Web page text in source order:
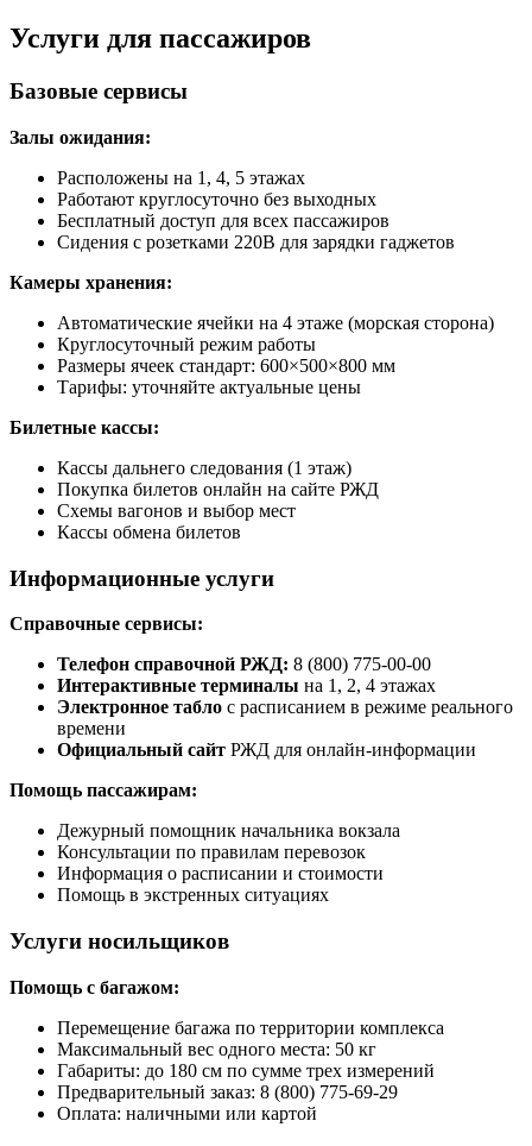
Услуги для пассажиров
Базовые сервисы
Залы ожидания:
Расположены на 1, 4, 5 этажах
Работают круглосуточно без выходных
Бесплатный доступ для всех пассажиров
Сидения с розетками 220В для зарядки гаджетов
Камеры хранения:
Автоматические ячейки на 4 этаже (морская сторона)
Круглосуточный режим работы
Размеры ячеек стандарт: 600×500×800 мм
Тарифы: уточняйте актуальные цены
Билетные кассы:
Кассы дальнего следования (1 этаж)
Покупка билетов онлайн на сайте РЖД
Схемы вагонов и выбор мест
Кассы обмена билетов
Информационные услуги
Справочные сервисы:
Телефон справочной РЖД: 8 (800) 775-00-00
Интерактивные терминалы на 1, 2, 4 этажах
Электронное табло с расписанием в режиме реального
времени
Официальный сайт РЖД для онлайн-информации
Помощь пассажирам:
Дежурный помощник начальника вокзала
Консультации по правилам перевозок
Информация о расписании и стоимости
Помощь в экстренных ситуациях
Услуги носильщиков
Помощь с багажом:
Перемещение багажа по территории комплекса
Максимальный вес одного места: 50 кг
Габариты: до 180 см по сумме трех измерений
Предварительный заказ: 8 (800) 775-69-29
Оплата: наличными или картой